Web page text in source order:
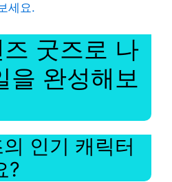
세요.
굿즈로 나
을 완성해보
인기 캐릭터
?